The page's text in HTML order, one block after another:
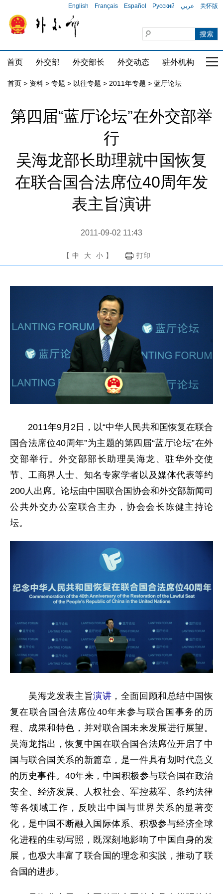
English Français Español Русский عربي 关怀版
首页 外交部 外交部长 外交动态 驻外机构 国
首页 > 资料 > 专题 > 以往专题 > 2011年专题 > 蓝厅论坛
第四届“蓝厅论坛”在外交部举
行
吴海龙部长助理就中国恢复
在联合国合法席位40周年发
表主旨演讲
2011-09-02 11:43
【 中 大 小 】 打印
2011年9月2日，以“中华人民共和国恢复在联合
国合法席位40周年”为主题的第四届“蓝厅论坛”在外
交部举行。外交部部长助理吴海龙、驻华外交使
节、工商界人士、知名专家学者以及媒体代表等约
200人出席。论坛由中国联合国协会和外交部新闻司
公共外交办公室联合主办，协会会长陈健主持论
坛。
吴海龙发表主旨演讲 ，全面回顾和总结中国恢
复在联合国合法席位40年来参与联合国事务的历
程、成果和特色，并对联合国未来发展进行展望。
吴海龙指出，恢复中国在联合国合法席位开启了中
国与联合国关系的新篇章，是一件具有划时代意义
的历史事件。40年来，中国积极参与联合国在政治
安全、经济发展、人权社会、军控裁军、条约法律
等各领域工作，反映出中国与世界关系的显著变
化，是中国不断融入国际体系、积极参与经济全球
化进程的生动写照，既深刻地影响了中国自身的发
展，也极大丰富了联合国的理念和实践，推动了联
合国的进步。